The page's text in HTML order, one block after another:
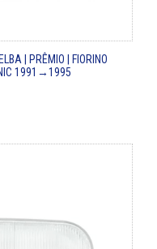
| PRÊMIO | FIORINO
1991→1995